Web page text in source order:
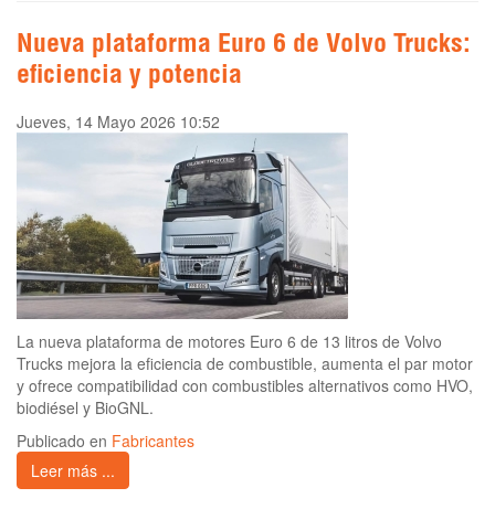
Nueva plataforma Euro 6 de Volvo Trucks:
eficiencia y potencia
Jueves, 14 Mayo 2026 10:52
La nueva plataforma de motores Euro 6 de 13 litros de Volvo
Trucks mejora la eficiencia de combustible, aumenta el par motor
y ofrece compatibilidad con combustibles alternativos como HVO,
biodiésel y BioGNL.
Publicado en Fabricantes
Leer más ...